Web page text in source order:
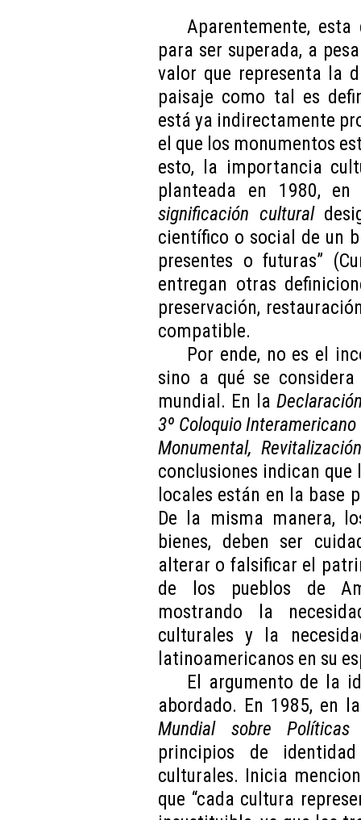
Aparentemente,
para ser superada, a
valor que representa la
paisaje como tal es
está ya indirectamente
el que los monumentos
esto, la importancia
planteada en 1980, en
significación cultural
científico o social de un
presentes o futuras”
entregan otras
preservación,
compatible.
Por ende, no es el
sino a qué se
mundial. En la
3º Coloquio
Monumental,
conclusiones indican
locales están en la base
De la misma manera,
bienes, deben ser
alterar o falsificar el
de los pueblos de
mostrando la
culturales y la
latinoamericanos en su
El argumento de la
abordado. En 1985, en
Mundial sobre Políticas
principios de
culturales. Inicia
que “cada cultura